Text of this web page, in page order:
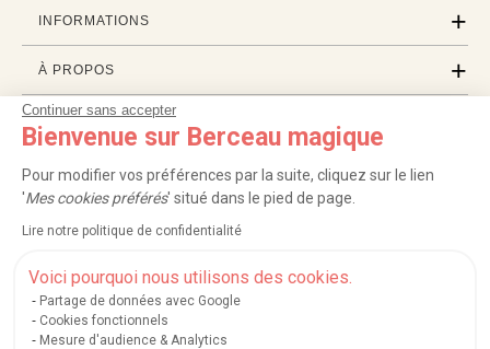
Continuer sans accepter
Bienvenue sur Berceau magique
Pour modifier vos préférences par la suite, cliquez sur le lien
'Mes cookies préférés' situé dans le pied de page.
Lire notre politique de confidentialité
Voici pourquoi nous utilisons des cookies.
Partage de données avec Google
Cookies fonctionnels
Mesure d'audience & Analytics
INFORMATIONS
À PROPOS
PROFESSIONNELS
LISTES CADEAUX
Service après-vente| FAQ |Rappels de produits|Protection des données
Mentions légales et crédits Conditions générales de ventes
Nos moyens de paiement sécurisés